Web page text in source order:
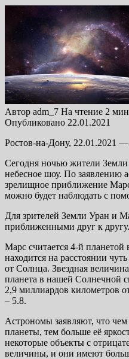
Автор adm_7 На чтение 2
Опубликовано 22.01.2021
Ростов-на-Дону, 22.01.2021
Сегодня ночью жители Земли
небесное шоу. По заявлению
зрелищное приближение
можно будет наблюдать с
Для зрителей Земли Уран и
приближенными друг к другу.
Марс считается 4-й
находится на расстоянии
от Солнца. Звездная
планета в нашей Солнечной
2,9 миллиардов километров
– 5.8.
Астрономы заявляют, что
планеты, тем больше её
некоторые объекты с
величины, и они имеют